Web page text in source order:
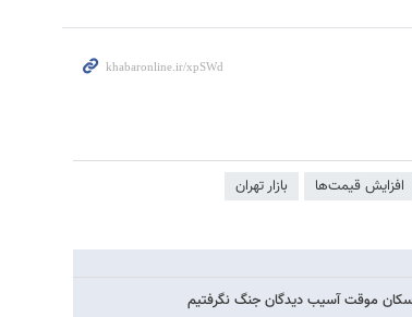
افزایش قیمت‌ها بازار تهران
موقت آسیب دیدگان جنگ نگرفتیم